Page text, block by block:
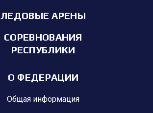
ЛЕДОВЫЕ АРЕНЫ
СОРЕВНОВАНИЯ
РЕСПУБЛИКИ
О ФЕДЕРАЦИИ
Общая информация